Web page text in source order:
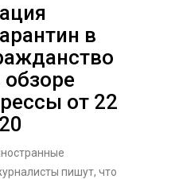
в
от 22
пишут, что